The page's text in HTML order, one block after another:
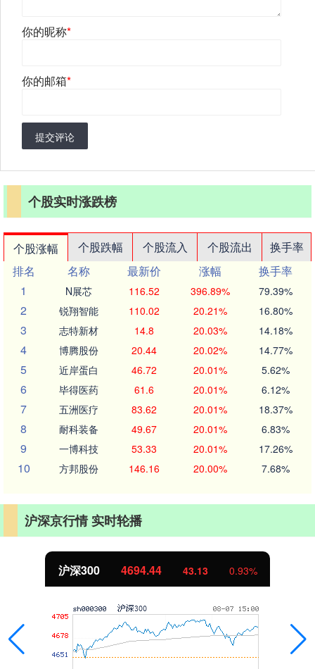
你的昵称*
你的邮箱*
提交评论
个股实时涨跌榜
个股涨幅 个股跌幅 个股流入 个股流出
换手率
排名
名称 最新价 涨幅
换手率
1
N展芯 116.52 396.89% 79.39%
2 锐翔智能 110.02 20.21% 16.80%
3 志特新材 14.8 20.03% 14.18%
4 博腾股份 20.44 20.02% 14.77%
5 近岸蛋白 46.72 20.01% 5.62%
6 毕得医药 61.6 20.01% 6.12%
7 五洲医疗 83.62 20.01% 18.37%
8 耐科装备 49.67 20.01% 6.83%
9 一博科技 53.33 20.01% 17.26%
10 方邦股份 146.16 20.00% 7.68%
沪深京行情 实时轮播
北证50 1134.24 11.37 1.01%